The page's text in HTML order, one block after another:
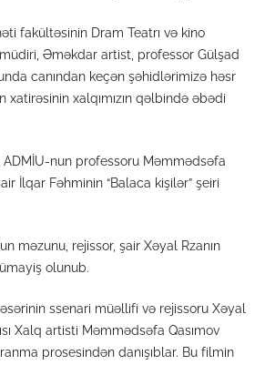
fakültəsinin Dram Teatrı və kino
Əməkdar artist, professor Gülşad
canından keçən şəhidlərimizə həsr
xatirəsinin xalqımızın qəlbində əbədi
nun professoru Məmmədsəfa
İlqar Fəhminin “Balaca kişilər” şeiri
məzunu, rejissor, şair Xəyal Rzanın
olunub.
ssenari müəllifi və rejissoru Xəyal
Xalq artisti Məmmədsəfa Qasımov
prosesindən danışıblar. Bu filmin